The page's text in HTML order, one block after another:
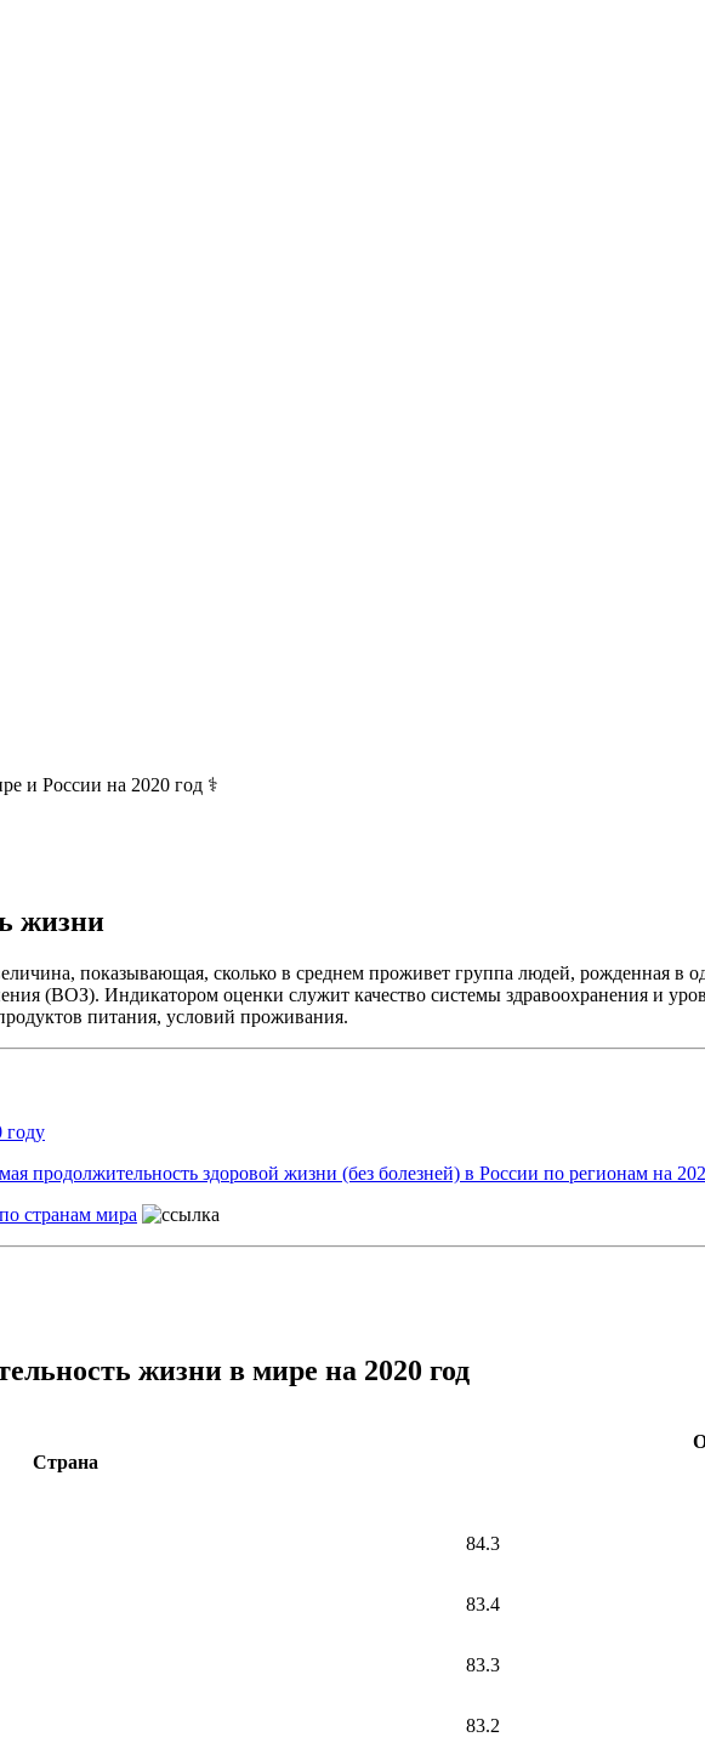
и России на 2020 год ⚕️
жизни
показывающая, сколько в среднем проживет группа людей, рожденная в
(ВОЗ). Индикатором оценки служит качество системы здравоохранения и
питания, условий проживания.
году
продолжительность здоровой жизни (без болезней) в России по регионам на
странам мира
жизни в мире на 2020 год
Страна
84.3
83.4
83.3
83.2